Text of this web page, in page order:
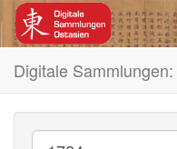
Digitale Sammlungen: